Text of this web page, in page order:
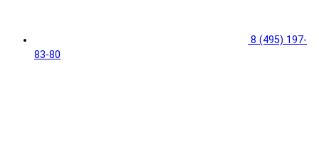
8 (495) 197-
83-80